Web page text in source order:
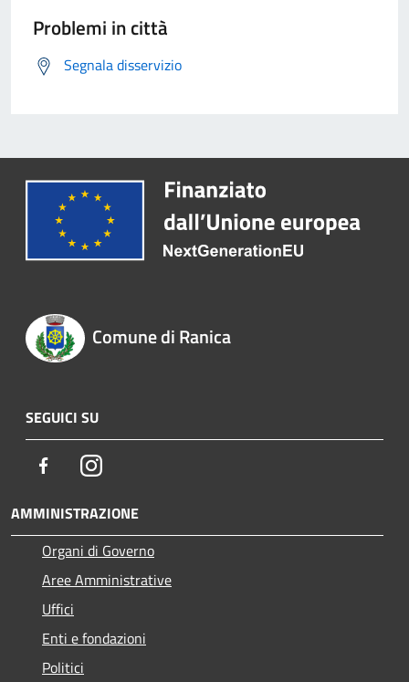
Problemi in città
Segnala disservizio
Comune di Ranica
SEGUICI SU
FacebookInstagram
AMMINISTRAZIONE
Organi di Governo
Aree Amministrative
Uffici
Enti e fondazioni
Politici